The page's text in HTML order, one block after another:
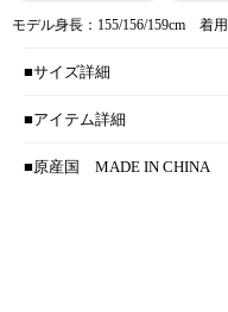
モデル身長：155/156/159cm 着
■サイズ詳細
■アイテム詳細
■原産国 MADE IN CHINA